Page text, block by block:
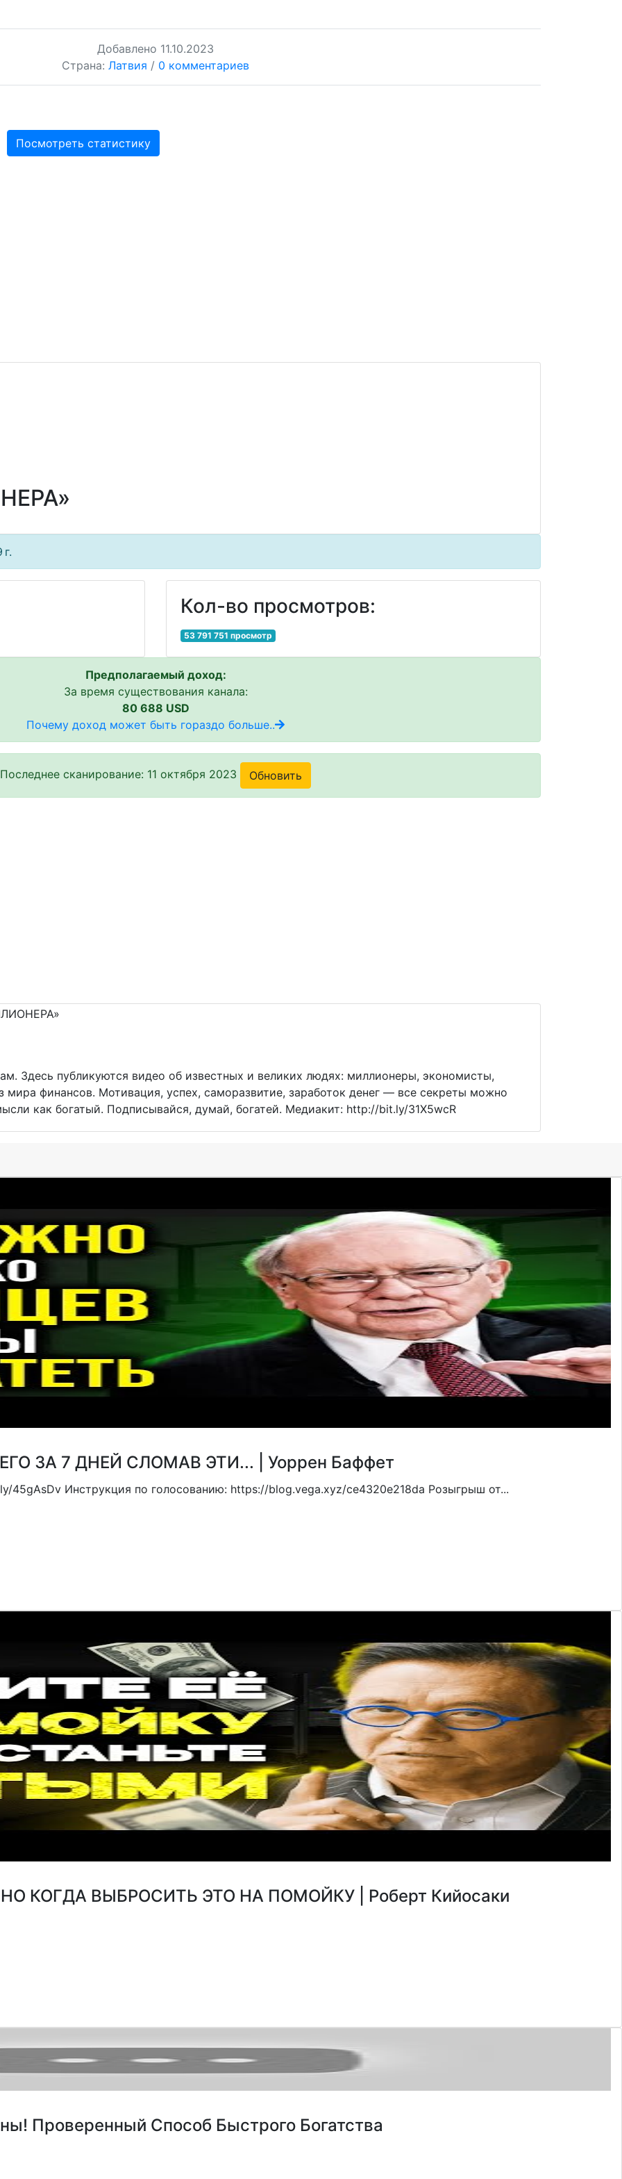
Добавлено 11.10.2023
Страна: Латвия / 0 комментариев
Посмотреть статистику
Кол-во просмотров:
53 791 751 просмотр
Предполагаемый доход:
За время существования канала:
80 688 USD
Почему доход может быть гораздо больше..
Последнее сканирование: 11 октября 2023 Обновить
Здесь публикуются видео об известных и великих людях: миллионеры, экономисты,
финансов. Мотивация, успех, саморазвитие, заработок денег — все секреты можно
как богатый. Подписывайся, думай, богатей. Медиакит: http://bit.ly/31X5wcR
ЗА 7 ДНЕЙ СЛОМАВ ЭТИ... | Уоррен Баффет
45gAsDv Инструкция по голосованию: https://blog.vega.xyz/ce4320e218da Розыгрыш от...
КОГДА ВЫБРОСИТЬ ЭТО НА ПОМОЙКУ | Роберт Кийосаки
Проверенный Способ Быстрого Богатства